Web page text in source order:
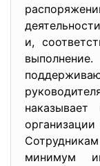
и,
минимум